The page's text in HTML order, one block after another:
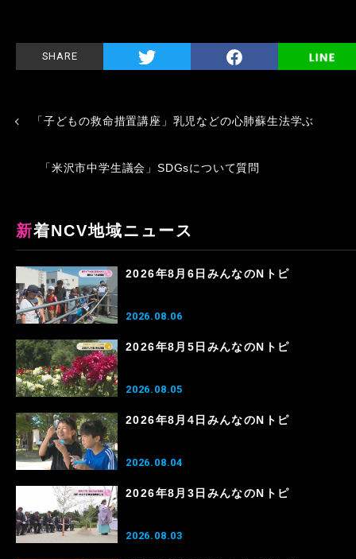
SHARE
「子どもの救命措置講座」乳児などの心肺蘇生法学ぶ
「米沢市中学生議会」SDGsについて質問
新着NCV地域ニュース
2026年8月6日みんなのNトピ
2026.08.06
2026年8月5日みんなのNトピ
2026.08.05
2026年8月4日みんなのNトピ
2026.08.04
2026年8月3日みんなのNトピ
2026.08.03